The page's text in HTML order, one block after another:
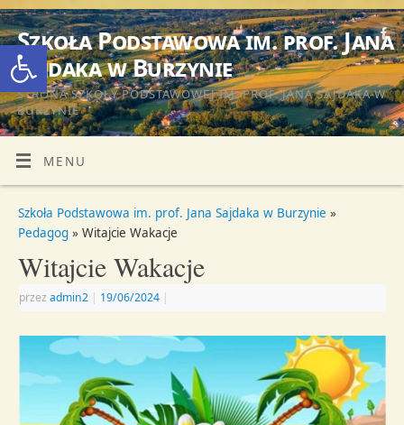
Otwórz pasek narzędzi
Szkoła Podstawowa im. prof. Jana
Sajdaka w Burzynie
STRONA SZKOŁY PODSTAWOWEJ IM. PROF. JANA SAJDAKA W
BURZYNIE
MENU
Szkoła Podstawowa im. prof. Jana Sajdaka w Burzynie »
Pedagog » Witajcie Wakacje
Witajcie Wakacje
przezadmin2 | 19/06/2024 |